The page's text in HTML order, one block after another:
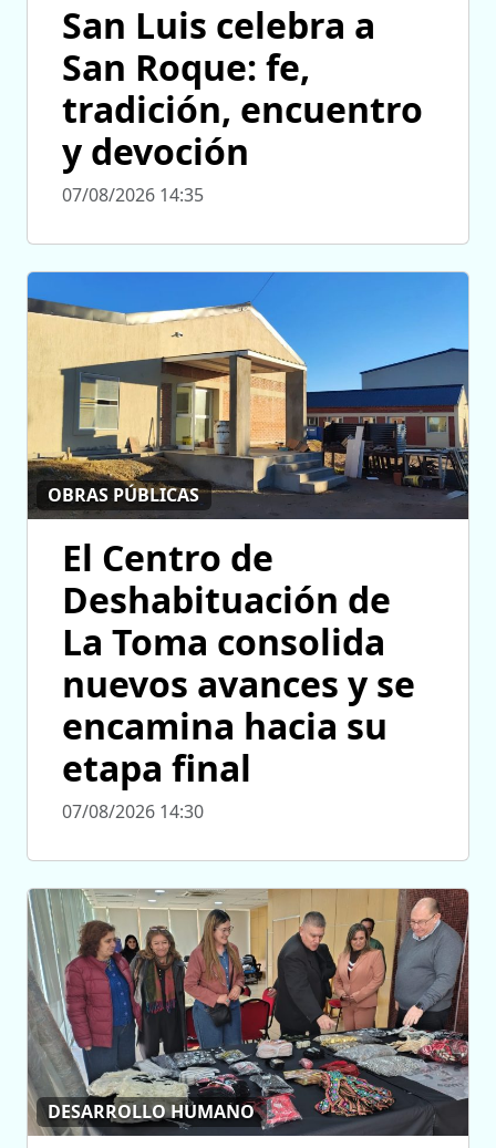
San Luis celebra a
San Roque: fe,
tradición, encuentro
y devoción
07/08/2026 14:35
OBRAS PÚBLICAS
El Centro de
Deshabituación de
La Toma consolida
nuevos avances y se
encamina hacia su
etapa final
07/08/2026 14:30
DESARROLLO HUMANO